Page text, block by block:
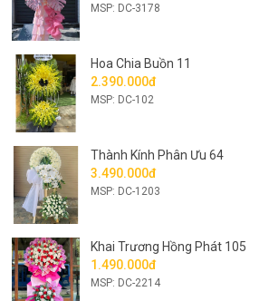
MSP: DC-3178
Hoa Chia Buồn 11
2.390.000đ
MSP: DC-102
Thành Kính Phân Ưu 64
3.490.000đ
MSP: DC-1203
Khai Trương Hồng Phát 105
1.490.000đ
MSP: DC-2214